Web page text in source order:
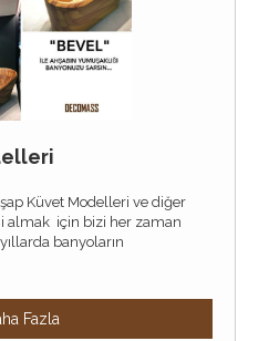
Küvet Modelleri ve diğer
almak için bizi her zaman
banyoların
Fazla